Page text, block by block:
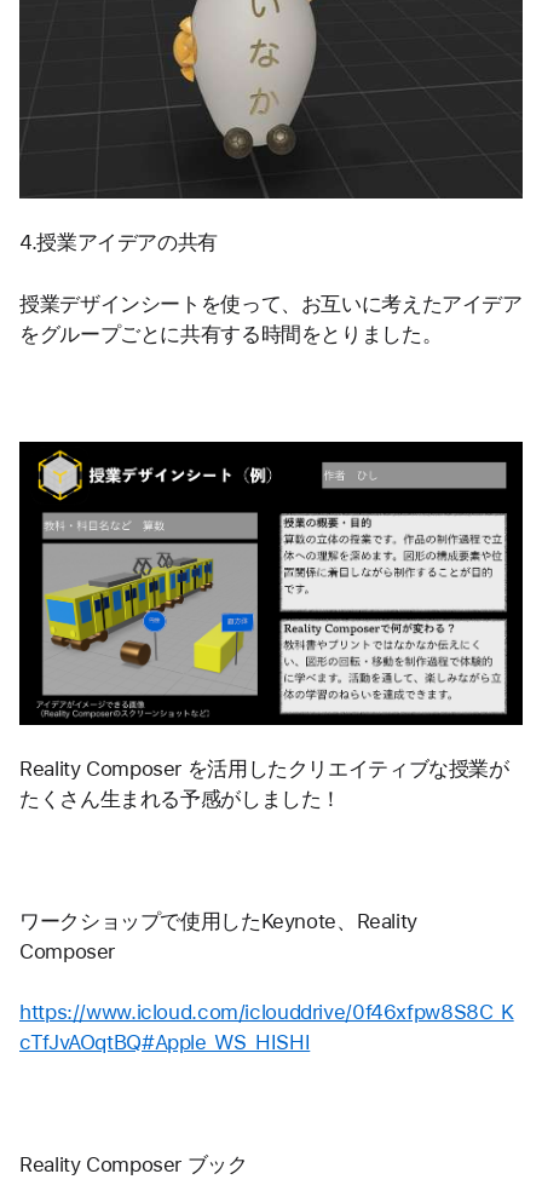
4.授業アイデアの共有
授業デザインシートを使って、お互いに考えたアイデア
をグループごとに共有する時間をとりました。
Reality Composer を活用したクリエイティブな授業が
たくさん生まれる予感がしました！
ワークショップで使用したKeynote、Reality
Composer
https://www.icloud.com/iclouddrive/0f46xfpw8S8C_K
cTfJvAOqtBQ#Apple_WS_HISHI
Reality Composer ブック